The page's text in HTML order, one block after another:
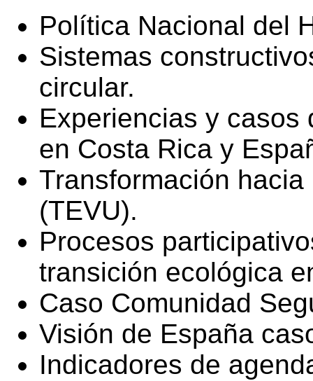
Política Nacional del
Sistemas
circular.
Experiencias y casos
en Costa Rica y
Transformación
(TEVU).
Procesos
transición ecológica
Caso Comunidad
Visión de España
Indicadores de